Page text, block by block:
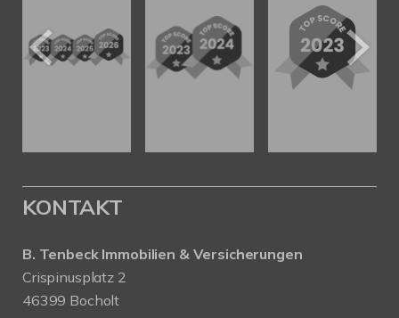
KONTAKT
B. Tenbeck Immobilien & Versicherungen
Crispinusplatz 2
46399 Bocholt